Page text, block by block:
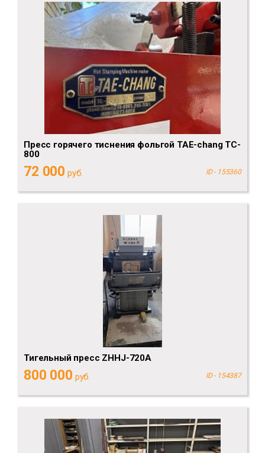
Пресс горячего тиснения фольгой TAE-chang TC-
800
72 000 руб. ID - 155360
Тигельный пресс ZHHJ-720A
800 000 руб. ID - 154387